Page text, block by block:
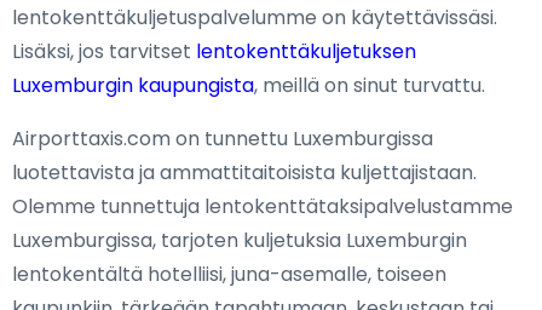
lentokenttäkuljetuspalvelumme on käytettävissäsi.
Lisäksi, jos tarvitset lentokenttäkuljetuksen
Luxemburgin kaupungista, meillä on sinut turvattu.
Airporttaxis.com on tunnettu Luxemburgissa
luotettavista ja ammattitaitoisista kuljettajistaan.
Olemme tunnettuja lentokenttätaksipalvelustamme
Luxemburgissa, tarjoten kuljetuksia Luxemburgin
lentokentältä hotelliisi, juna-asemalle, toiseen